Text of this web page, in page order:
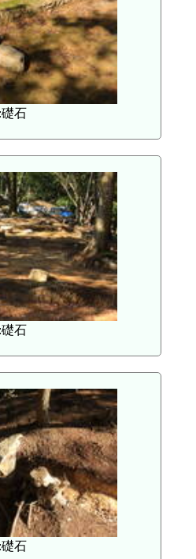
礎石
礎石
礎石